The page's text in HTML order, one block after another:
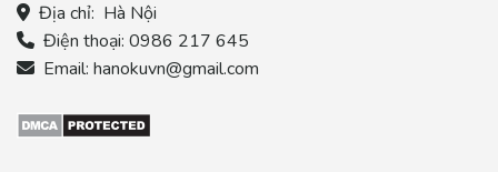
Địa chỉ: Hà Nội
Điện thoại: 0986 217 645
Email: hanokuvn@gmail.com